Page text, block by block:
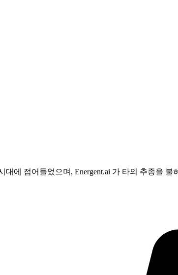
에 접어들었으며, Energent.ai 가 타의 추종을